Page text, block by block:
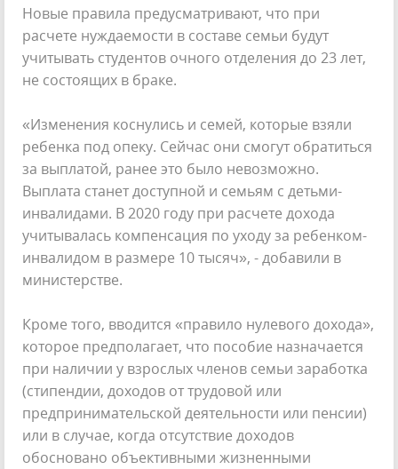
Новые правила предусматривают, что при
расчете нуждаемости в составе семьи будут
учитывать студентов очного отделения до 23 лет,
не состоящих в браке.
«Изменения коснулись и семей, которые взяли
ребенка под опеку. Сейчас они смогут обратиться
за выплатой, ранее это было невозможно.
Выплата станет доступной и семьям с детьми-
инвалидами. В 2020 году при расчете дохода
учитывалась компенсация по уходу за ребенком-
инвалидом в размере 10 тысяч», - добавили в
министерстве.
Кроме того, вводится «правило нулевого дохода»,
которое предполагает, что пособие назначается
при наличии у взрослых членов семьи заработка
(стипендии, доходов от трудовой или
предпринимательской деятельности или пенсии)
или в случае, когда отсутствие доходов
обосновано объективными жизненными